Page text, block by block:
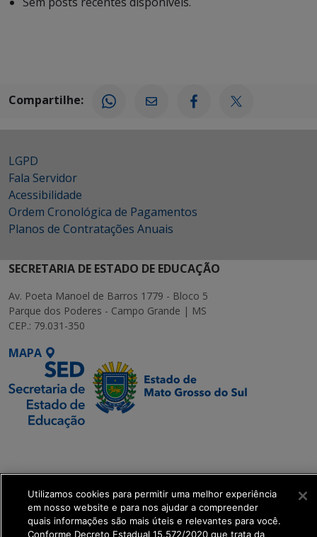
Compartilhe:
LGPD
Fala Servidor
Acessibilidade
Ordem Cronológica de Pagamentos
Planos de Contratações Anuais
SECRETARIA DE ESTADO DE EDUCAÇÃO
Av. Poeta Manoel de Barros 1779 - Bloco 5
Parque dos Poderes - Campo Grande | MS
CEP.: 79.031-350
MAPA
Transformação Digital
get_footer();
Utilizamos cookies para permitir uma melhor experiência
em nosso website e para nos ajudar a compreender
quais informações são mais úteis e relevantes para você.
Conforme Decreto Estadual 15.572/2020 que trata da